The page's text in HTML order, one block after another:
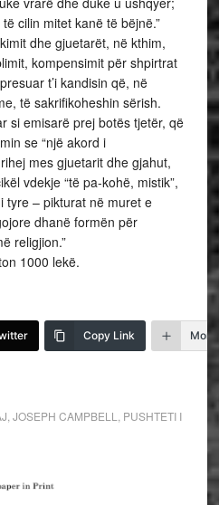
cilin mitet kanë të bëjnë.”
dhe gjuetarët, në kthim,
kompensimit për shpirtrat
t’i kandisin që, në
të sakrifikoheshin sërish.
si emisarë prej botës tjetër, që
se “një akord i
mes gjuetarit dhe gjahut,
vdekje “të pa-kohë, mistik”,
tyre – pikturat në muret e
dhanë formën për
religjion.”
1000 lekë.
Copy Link More
JOSEPH CAMPBELL
PUSHTETI I